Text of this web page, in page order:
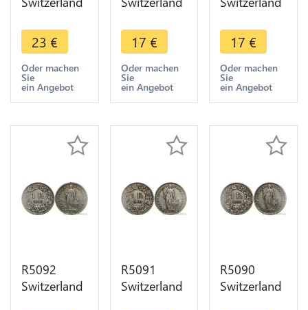
Helvetia
1903 B
Berne Silver
-> Make
offer
23 €
Oder machen
Sie
ein Angebot
Helvetia
1903 B
Berne Silver
-> Make
offer
17 €
Oder machen
Sie
ein Angebot
Helvetia
1903 B
Berne Silver
-> Make
offer
17 €
Oder machen
Sie
ein Angebot
R5092
Switzerland
R5091
Switzerland
R5090
Switzerland